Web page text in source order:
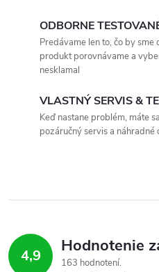
ODBORNE
Predávame len to, čo by
produkt porovnávame a
nesklamal
VLASTNÝ SERVIS &
Keď nastane problém, máte
pozáručný servis a náhradné
4,9 Hodnotenie
163 hodnotení